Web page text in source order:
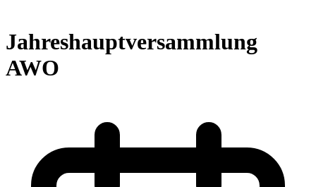
Jahreshauptversammlung
AWO